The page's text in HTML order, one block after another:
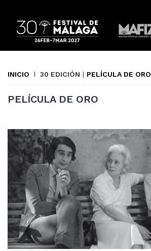
INICIO 30 EDICIÓN | PELÍCULA DE ORO
PELÍCULA DE ORO